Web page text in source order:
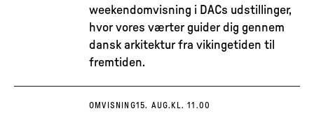
weekendomvisning i DACs udstillinger,
hvor vores værter guider dig gennem
dansk arkitektur fra vikingetiden til
fremtiden.
OMVISNING15. AUG. KL. 11.00